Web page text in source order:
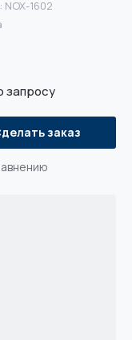
NOX-1602
запросу
заказ